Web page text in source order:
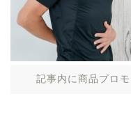
記事内に商品プロ